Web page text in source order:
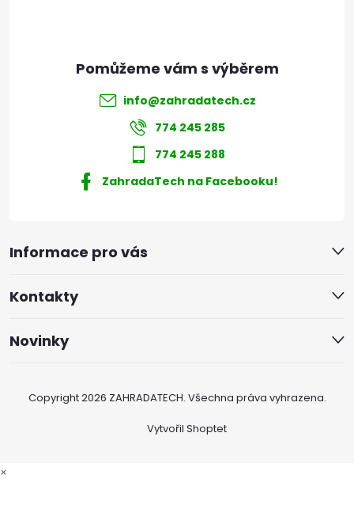
Informace pro vás
Kontakty
Novinky
info@zahradatech.cz
774 245 285
774 245 288
ZahradaTech na Facebooku!
Vytvořil Shoptet
Copyright 2026 ZAHRADATECH. Všechna práva vyhrazena.
×